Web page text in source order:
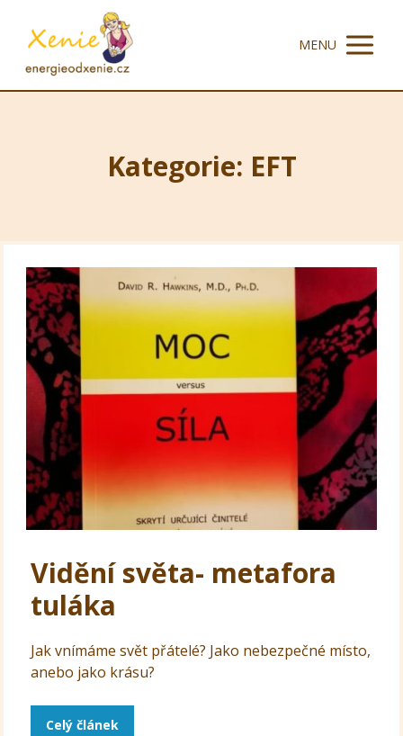
MENU
Kategorie: EFT
Vidění světa- metafora
tuláka
Jak vnímáme svět přátelé? Jako nebezpečné místo,
anebo jako krásu?
Celý článek